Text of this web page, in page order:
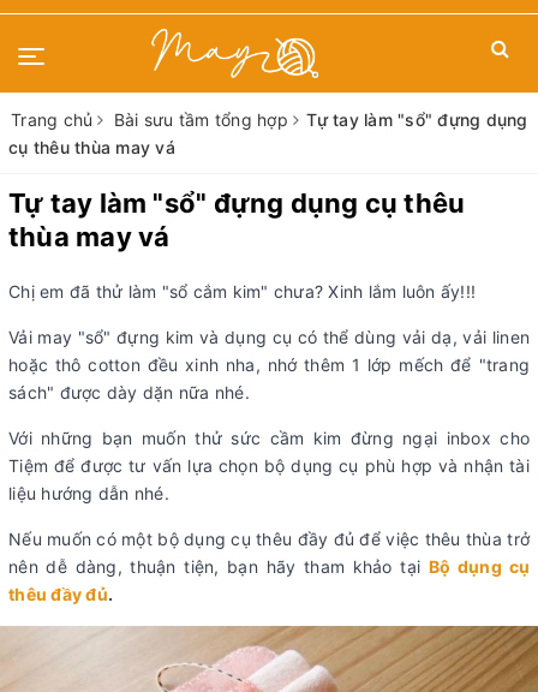
Trang chủ Bài sưu tầm tổng hợp
Tự tay làm "sổ" đựng dụng
cụ thêu thùa may vá
Tự tay làm "sổ" đựng dụng cụ thêu
thùa may vá
Chị em đã thử làm "sổ cắm kim" chưa? Xinh lắm luôn ấy!!!
Vải may "sổ" đựng kim và dụng cụ có thể dùng vải dạ, vải linen
hoặc thô cotton đều xinh nha, nhớ thêm 1 lớp mếch để "trang
sách" được dày dặn nữa nhé.
Với những bạn muốn thử sức cầm kim đừng ngại inbox cho
Tiệm để được tư vấn lựa chọn bộ dụng cụ phù hợp và nhận tài
liệu hướng dẫn nhé.
Nếu muốn có một bộ dụng cụ thêu đầy đủ để việc thêu thùa trở
nên dễ dàng, thuận tiện, bạn hãy tham khảo tại Bộ dụng cụ
thêu đầy đủ.